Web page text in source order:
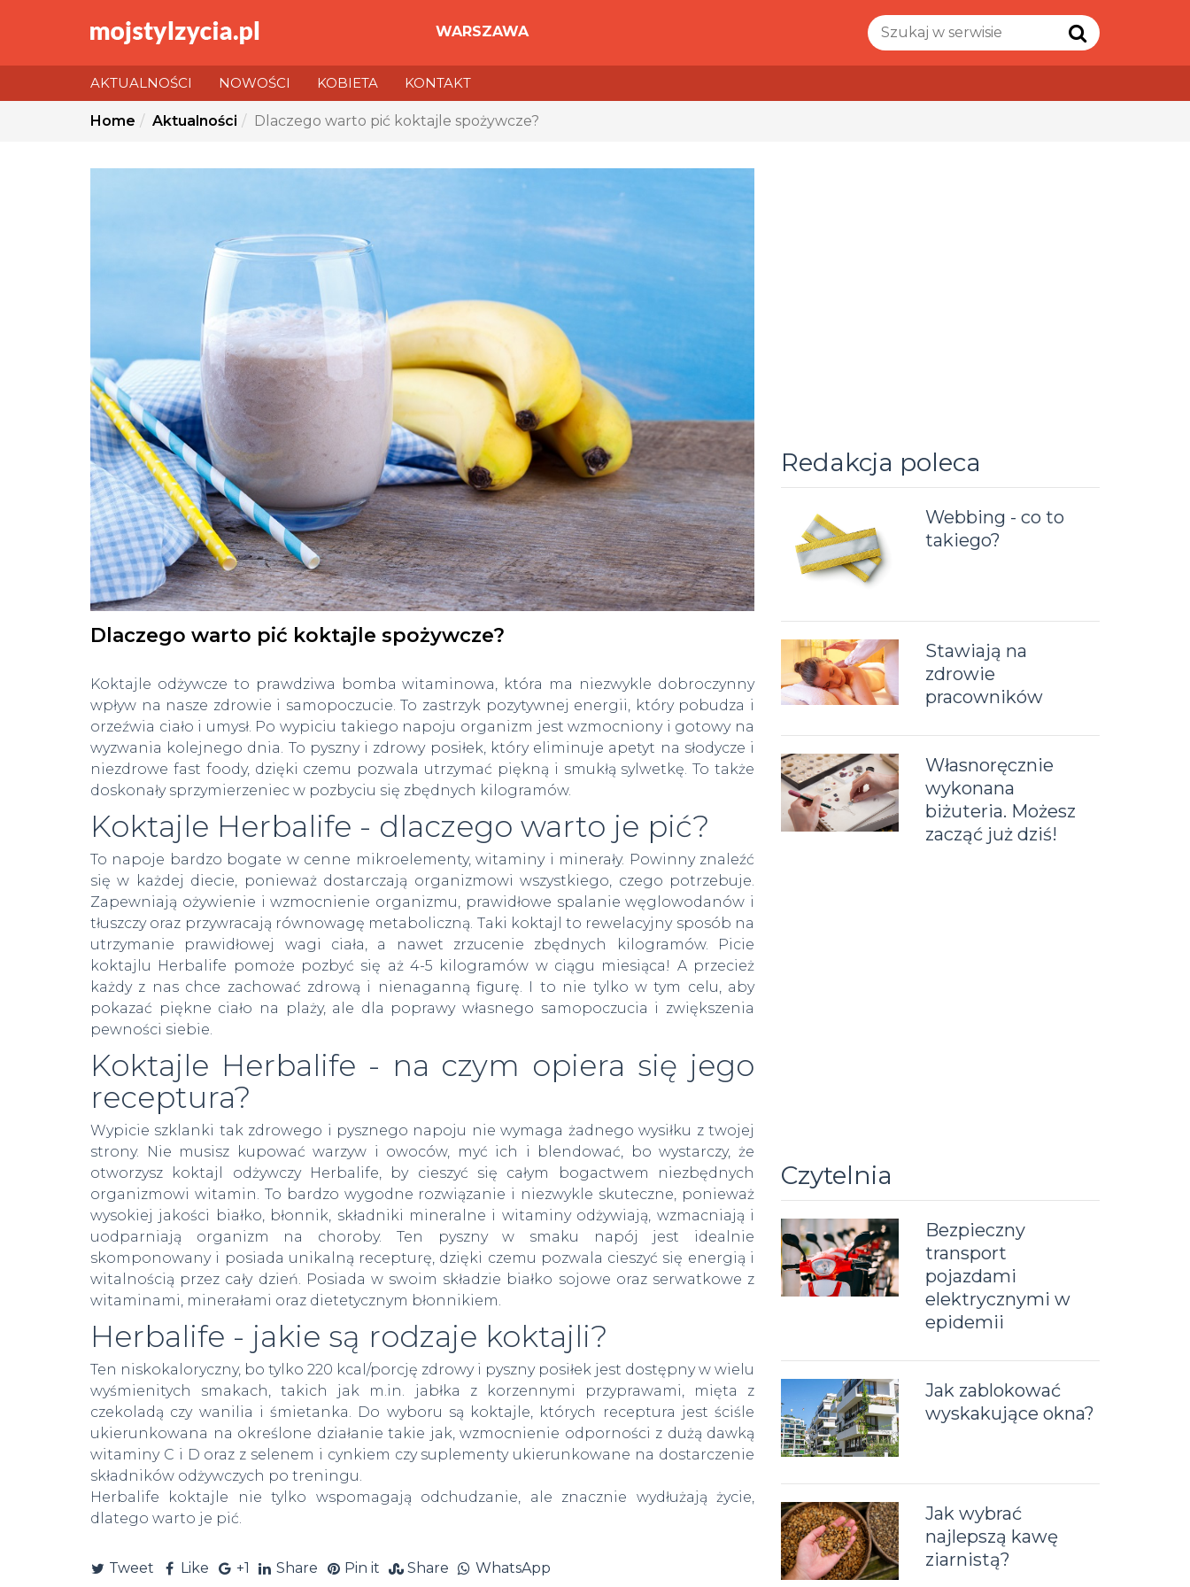
WARSZAWA
AKTUALNOŚCI NOWOŚCI KOBIETA
KONTAKT
are
Home Aktualności Dlaczego warto pić koktajle spożywcze?
Dlaczego warto pić koktajle spożywcze?
Koktajle odżywcze to prawdziwa bomba witaminowa, która ma niezwykle dobroczynny
wpływ na nasze zdrowie i samopoczucie. To zastrzyk pozytywnej energii, który pobudza i
orzeźwia ciało i umysł. Po wypiciu takiego napoju organizm jest wzmocniony i gotowy na
wyzwania kolejnego dnia. To pyszny i zdrowy posiłek, który eliminuje apetyt na słodycze i
niezdrowe fast foody, dzięki czemu pozwala utrzymać piękną i smukłą sylwetkę. To także
doskonały sprzymierzeniec w pozbyciu się zbędnych kilogramów.
Koktajle Herbalife - dlaczego warto je pić?
To napoje bardzo bogate w cenne mikroelementy, witaminy i minerały. Powinny znaleźć
się w każdej diecie, ponieważ dostarczają organizmowi wszystkiego, czego potrzebuje.
Zapewniają ożywienie i wzmocnienie organizmu, prawidłowe spalanie węglowodanów i
tłuszczy oraz przywracają równowagę metaboliczną. Taki koktajl to rewelacyjny sposób na
utrzymanie prawidłowej wagi ciała, a nawet zrzucenie zbędnych kilogramów. Picie
koktajlu Herbalife pomoże pozbyć się aż 4-5 kilogramów w ciągu miesiąca! A przecież
każdy z nas chce zachować zdrową i nienaganną figurę. I to nie tylko w tym celu, aby
pokazać piękne ciało na plaży, ale dla poprawy własnego samopoczucia i zwiększenia
pewności siebie.
Koktajle Herbalife - na czym opiera się jego
receptura?
Wypicie szklanki tak zdrowego i pysznego napoju nie wymaga żadnego wysiłku z twojej
strony. Nie musisz kupować warzyw i owoców, myć ich i blendować, bo wystarczy, że
otworzysz koktajl odżywczy Herbalife, by cieszyć się całym bogactwem niezbędnych
organizmowi witamin. To bardzo wygodne rozwiązanie i niezwykle skuteczne, ponieważ
wysokiej jakości białko, błonnik, składniki mineralne i witaminy odżywiają, wzmacniają i
uodparniają organizm na choroby. Ten pyszny w smaku napój jest idealnie
skomponowany i posiada unikalną recepturę, dzięki czemu pozwala cieszyć się energią i
witalnością przez cały dzień. Posiada w swoim składzie białko sojowe oraz serwatkowe z
witaminami, minerałami oraz dietetycznym błonnikiem.
Herbalife - jakie są rodzaje koktajli?
Ten niskokaloryczny, bo tylko 220 kcal/porcję zdrowy i pyszny posiłek jest dostępny w wielu
wyśmienitych smakach, takich jak m.in. jabłka z korzennymi przyprawami, mięta z
czekoladą czy wanilia i śmietanka. Do wyboru są koktajle, których receptura jest ściśle
ukierunkowana na określone działanie takie jak, wzmocnienie odporności z dużą dawką
witaminy C i D oraz z selenem i cynkiem czy suplementy ukierunkowane na dostarczenie
składników odżywczych po treningu.
Herbalife koktajle nie tylko wspomagają odchudzanie, ale znacznie wydłużają życie,
dlatego warto je pić.
Tweet Like +1 Share Pin it Share WhatsApp
Redakcja poleca
Webbing - co to
takiego?
Stawiają na
zdrowie
pracowników
Własnoręcznie
wykonana
biżuteria. Możesz
zacząć już dziś!
Czytelnia
Bezpieczny
transport
pojazdami
elektrycznymi w
epidemii
Jak zablokować
wyskakujące okna?
Jak wybrać
najlepszą kawę
ziarnistą?